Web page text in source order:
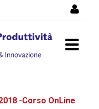
-Corso OnLine